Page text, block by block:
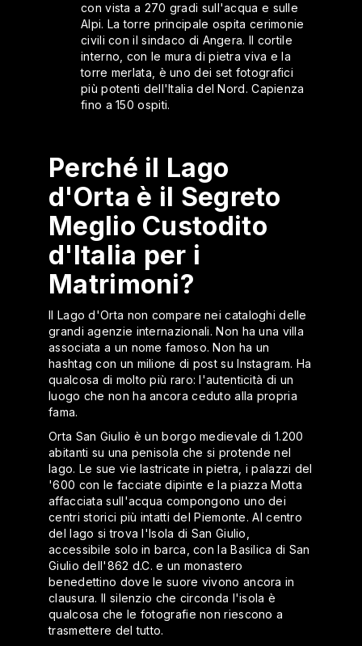
con vista a 270 gradi sull'acqua e sulle
Alpi. La torre principale ospita cerimonie
civili con il sindaco di Angera. Il cortile
interno, con le mura di pietra viva e la
torre merlata, è uno dei set fotografici
più potenti dell'Italia del Nord. Capienza
fino a 150 ospiti.
Perché il Lago
d'Orta è il Segreto
Meglio Custodito
d'Italia per i
Matrimoni?
Il Lago d'Orta non compare nei cataloghi delle
grandi agenzie internazionali. Non ha una villa
associata a un nome famoso. Non ha un
hashtag con un milione di post su Instagram. Ha
qualcosa di molto più raro: l'autenticità di un
luogo che non ha ancora ceduto alla propria
fama.
Orta San Giulio è un borgo medievale di 1.200
abitanti su una penisola che si protende nel
lago. Le sue vie lastricate in pietra, i palazzi del
'600 con le facciate dipinte e la piazza Motta
affacciata sull'acqua compongono uno dei
centri storici più intatti del Piemonte. Al centro
del lago si trova l'Isola di San Giulio,
accessibile solo in barca, con la Basilica di San
Giulio dell'862 d.C. e un monastero
benedettino dove le suore vivono ancora in
clausura. Il silenzio che circonda l'isola è
qualcosa che le fotografie non riescono a
trasmettere del tutto.